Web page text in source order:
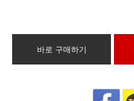
바로 구매하기